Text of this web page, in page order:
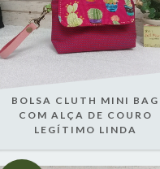
BOLSA CLUTH MINI BAG
COM ALÇA DE COURO
LEGÍTIMO LINDA